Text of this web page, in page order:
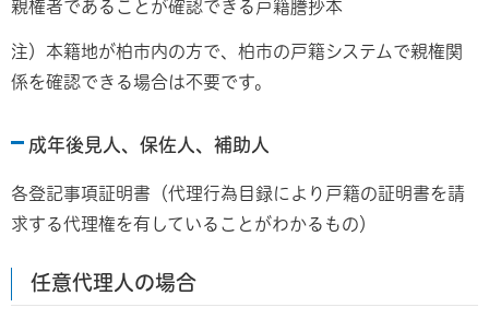
親権者であることが確認できる戸籍謄抄本
注）本籍地が柏市内の方で、柏市の戸籍システムで親権関
係を確認できる場合は不要です。
成年後見人、保佐人、補助人
各登記事項証明書（代理行為目録により戸籍の証明書を請
求する代理権を有していることがわかるもの）
任意代理人の場合